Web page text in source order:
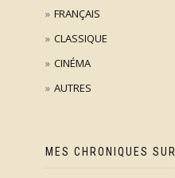
FRANÇAIS
CLASSIQUE
CINÉMA
AUTRES
MES CHRONIQUES SUR